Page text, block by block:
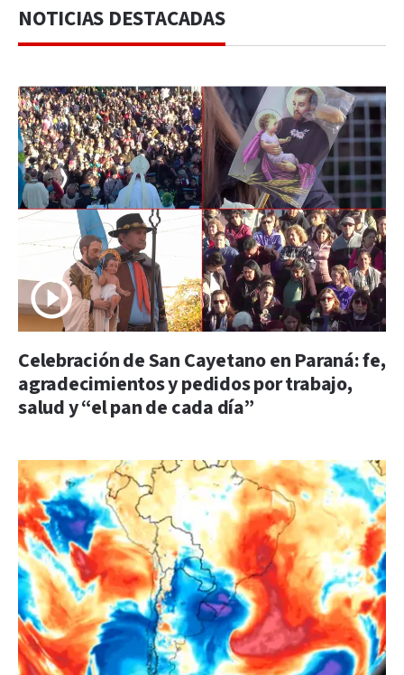
NOTICIAS DESTACADAS
Celebración de San Cayetano en Paraná: fe,
agradecimientos y pedidos por trabajo,
salud y “el pan de cada día”